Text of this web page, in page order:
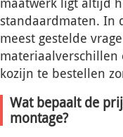
standaardmaten. In
meest gestelde
materiaalverschillen
kozijn te bestellen
Wat bepaalt de
montage?